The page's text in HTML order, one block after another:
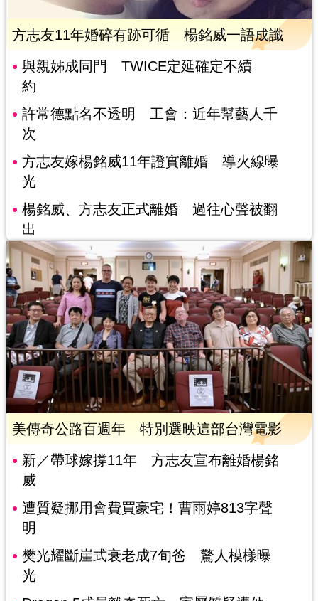
方志友11年婚碎有跡可循 楊銘威一語成讖
與親姊成同門 TWICE定延確定不續
約
許常德點名不透明 工會：近年幫藝人千
次
方志友嫁楊銘威11年證實離婚 導火線曝
光
楊銘威、方志友正式離婚 過往心聲被翻
出
美傳奇公路百週年 特別選映這部台灣電影
新／帶球嫁撐11年 方志友宣布離婚楊銘
威
遭質疑挪用會費買豪宅！曹雨婷813字聲
明
樊光耀斷崖式衰老成7旬爸 驚人模樣曝
光